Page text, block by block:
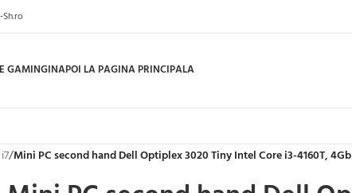
GAMINGINAPOI LA PAGINA PRINCIPALA
/Mini PC second hand Dell Optiplex 3020 Tiny Intel Core i3-4160T, 4Gb